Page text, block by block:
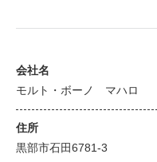
会社名
モルト・ボーノ マハロ
住所
黒部市石田6781-3